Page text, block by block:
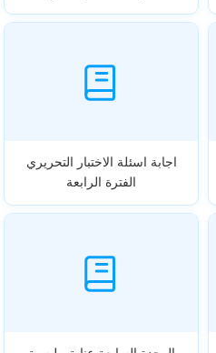
اجابة اسئلة الاختبار التحريري
الفترة الرابعة